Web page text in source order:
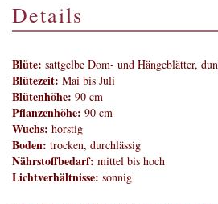
Details
Blüte: sattgelbe Dom- und Hängeblätter,
Blütezeit: Mai bis Juli
Blütenhöhe: 90 cm
Pflanzenhöhe: 90 cm
Wuchs: horstig
Boden: trocken, durchlässig
Nährstoffbedarf: mittel bis hoch
Lichtverhältnisse: sonnig